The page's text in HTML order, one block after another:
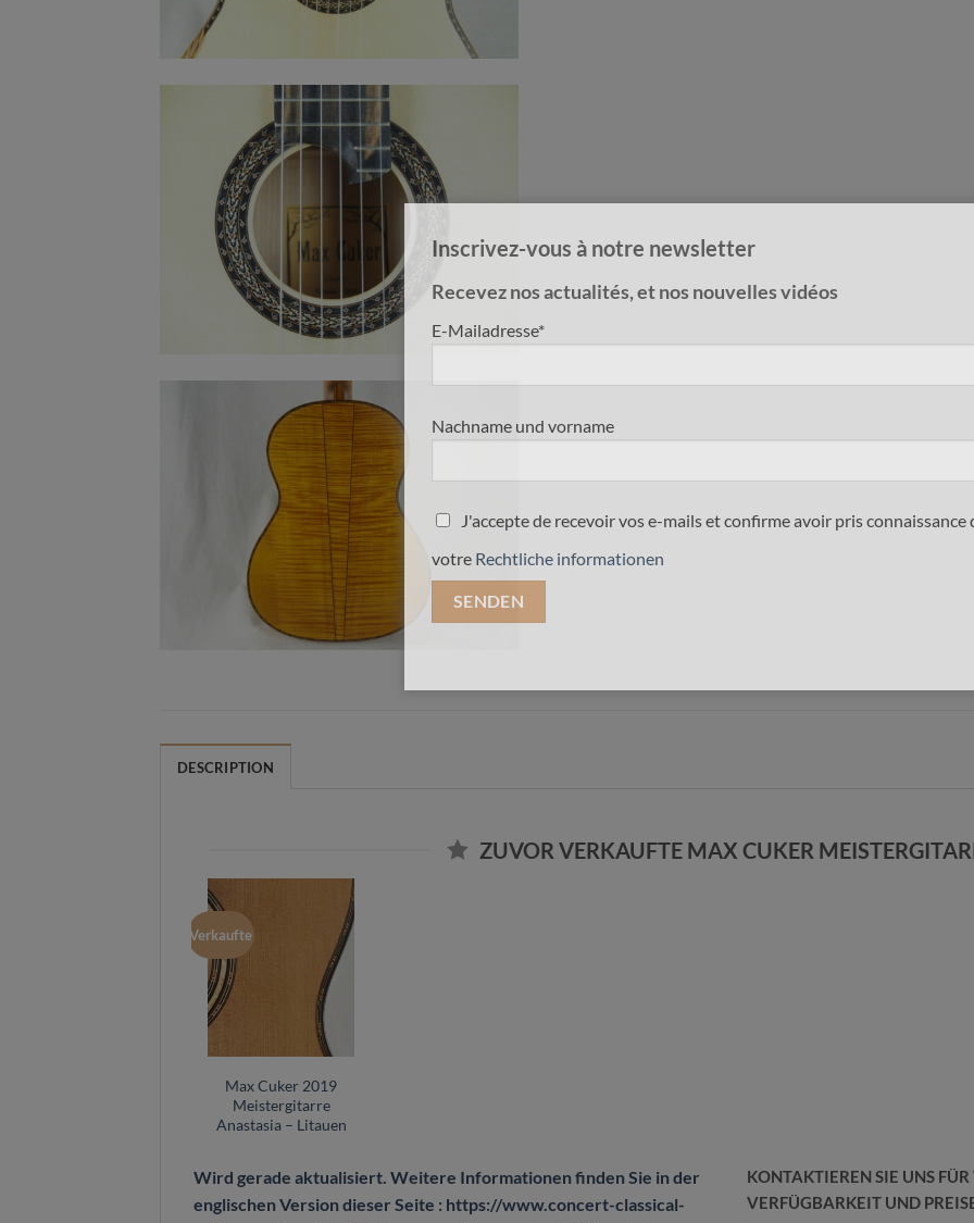
DESCRIPTION
ZUVOR VERKAUFTE MAX CUKER
Verkaufte
Max Cuker 2019
Meistergitarre
Anastasia – Litauen
Wird gerade aktualisiert. Weitere Informationen finden Sie in der
englischen Version dieser Seite : https://www.concert-classical-
KONTAKTIEREN SIE UNS
VERFÜGBARKEIT UND
Inscrivez-vous à notre newsletter
Recevez nos actualités, et nos nouvelles vidéos
E-Mailadresse*
Nachname und vorname
J'accepte de recevoir vos e-mails et confirme avoir pris connaissance
votre Rechtliche informationen